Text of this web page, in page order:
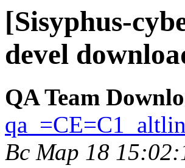
[Sisyphus-
devel
QA Team
Вс Мар 18